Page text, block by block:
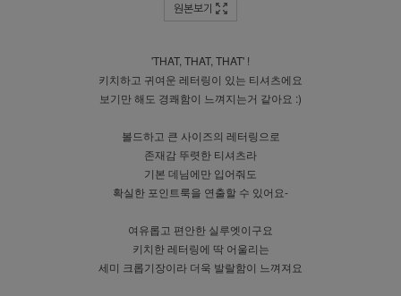
원본보기
'THAT, THAT, THAT' !
키치하고 귀여운 레터링이 있는 티셔츠에요
보기만 해도 경쾌함이 느껴지는거 같아요 :)
볼드하고 큰 사이즈의 레터링으로
존재감 뚜렷한 티셔츠라
기본 데님에만 입어줘도
확실한 포인트룩을 연출할 수 있어요-
여유롭고 편안한 실루엣이구요
키치한 레터링에 딱 어울리는
세미 크롭기장이라 더욱 발랄함이 느껴져요